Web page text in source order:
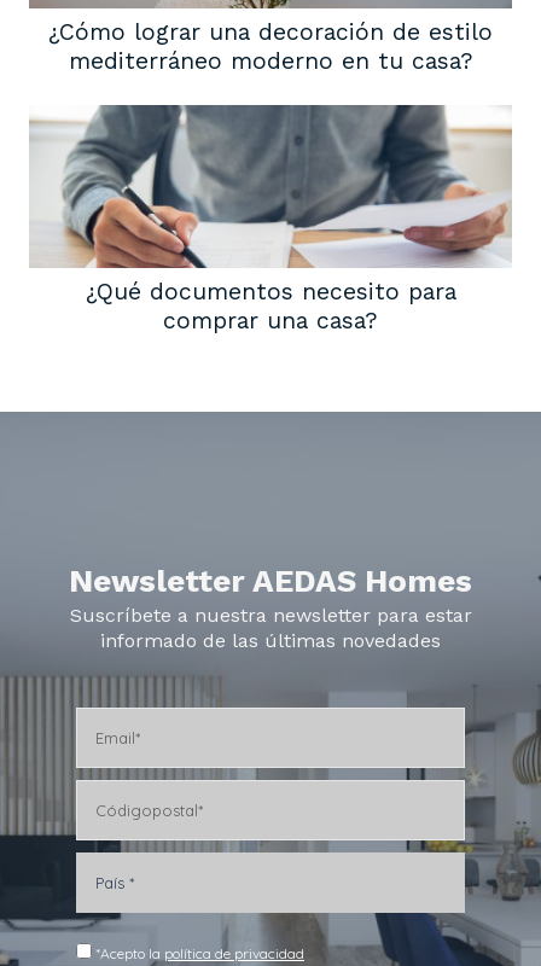
¿Cómo lograr una decoración de estilo
mediterráneo moderno en tu casa?
¿Qué documentos necesito para
comprar una casa?
Newsletter AEDAS Homes
Suscríbete a nuestra newsletter para estar
informado de las últimas novedades